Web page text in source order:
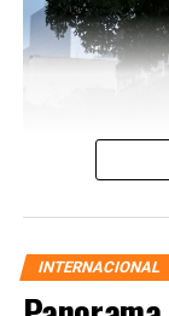
INTERNACIONAL